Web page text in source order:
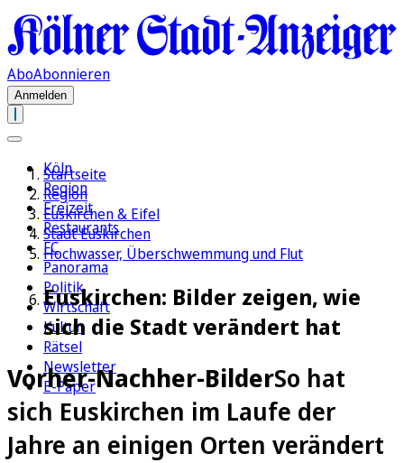
AboAbonnieren
Anmelden
Köln
Region
Freizeit
Restaurants
FC
Panorama
Politik
Wirtschaft
Kultur
Rätsel
Newsletter
E-Paper
Startseite
Region
Euskirchen & Eifel
Stadt Euskirchen
Hochwasser, Überschwemmung und Flut
Euskirchen: Bilder zeigen, wie
sich die Stadt verändert hat
Vorher-Nachher-BilderSo hat
sich Euskirchen im Laufe der
Jahre an einigen Orten verändert